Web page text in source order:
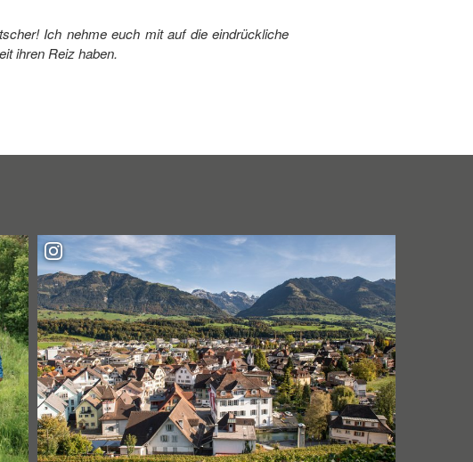
Ich nehme euch mit auf die eindrückliche
ihren Reiz haben.